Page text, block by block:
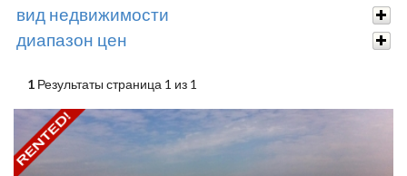
вид недвижимости
диапазон цен
1 Результаты страница 1 из 1